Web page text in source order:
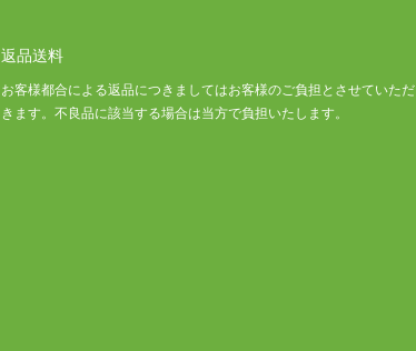
返品送料
お客様都合による返品につきましてはお客様のご負担とさせていただ
きます。不良品に該当する場合は当方で負担いたします。